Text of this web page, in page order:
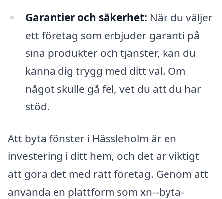
Garantier och säkerhet: När du väljer
ett företag som erbjuder garanti på
sina produkter och tjänster, kan du
känna dig trygg med ditt val. Om
något skulle gå fel, vet du att du har
stöd.
Att byta fönster i Hässleholm är en
investering i ditt hem, och det är viktigt
att göra det med rätt företag. Genom att
använda en plattform som xn--byta-